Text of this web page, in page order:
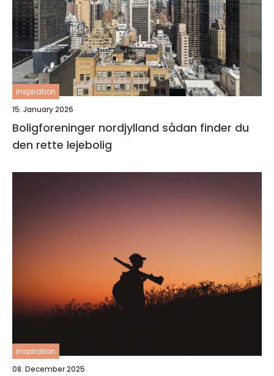
inspiration
15. January 2026
Boligforeninger nordjylland sådan finder du
den rette lejebolig
inspiration
08. December 2025